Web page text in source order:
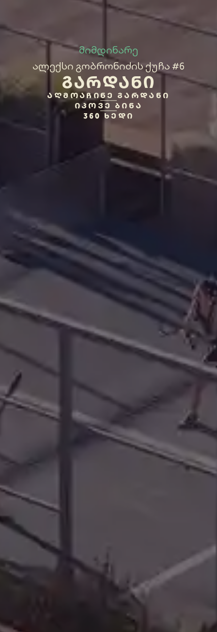
მიმდინარე
ალექსი გობრონიძის ქუჩა #6
ᲒᲐᲠᲓᲐᲜᲘ
ᲐᲦᲛᲝᲐᲩᲘᲜᲔ ᲒᲐᲠᲓᲐᲜᲘ
ᲘᲞᲝᲕᲔ ᲑᲘᲜᲐ
360 ᲮᲔᲓᲘ